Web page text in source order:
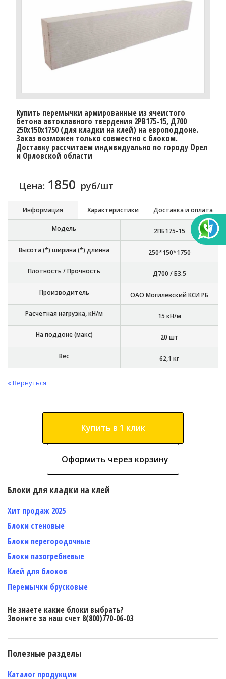
Купить перемычки армированные из ячеистого
бетона автоклавного твердения 2PB175-15, Д700
250х150х1750 (для кладки на клей) на европоддоне.
Заказ возможен только совместно с блоком.
Доставку расcчитаем индивидуально по городу Орел
и Орловской области
Цена: 1850 руб/шт
Информация Характеристики Доставка и оплата
Модель 2ПБ175-15
Высота (*) ширина (*) длинна 250*150*1750
Плотность / Прочность Д700 / Б3.5
Производитель ОАО Могилевский КСИ РБ
Расчетная нагрузка, кН/м 15 кН/м
На поддоне (макс) 20 шт
Вес 62,1 кг
« Вернуться
Купить в 1 клик
Оформить через корзину
Блоки для кладки на клей
Хит продаж 2025
Блоки стеновые
Блоки перегородочные
Блоки пазогребневые
Клей для блоков
Перемычки брусковые
Не знаете какие блоки выбрать?
Звоните за наш счет 8(800)770-06-03
Полезные разделы
Каталог продукции